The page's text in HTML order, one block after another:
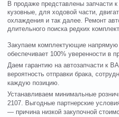
В продаже представлены запчасти
кузовные, для ходовой части,
охлаждения и так далее. Ремонт
длительного поиска редких
Закупаем комплектующие напрямую
обеспечивает 100% уверенности в
Даем гарантию на автозапчасти к
вероятность отправки брака,
каждую позицию.
Устанавливаем минимальные
2107. Выгодные партнерские
— причина низкой закупочной